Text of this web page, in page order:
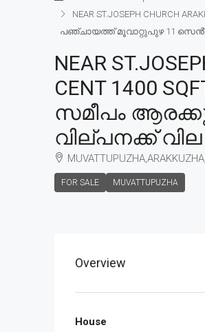
NEAR ST.JOSEPH CHURCH
പഞ്ചായത്ത് മൂവാറ്റുപുഴ 11 സെൻ്റ്
NEAR
CENT 1400
സമീപം
വില്പനക്ക് വില
FOR SALE MUVATTUPUZHA
Overview
House